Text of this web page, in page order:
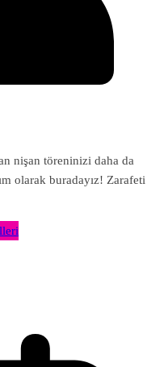
nişan töreninizi daha da
olarak buradayız! Zarafeti